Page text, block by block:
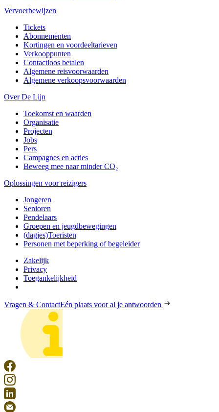
Vervoerbewijzen
Tickets
Abonnementen
Kortingen en voordeeltarieven
Verkooppunten
Contactloos betalen
Algemene reisvoorwaarden
Algemene verkoopsvoorwaarden
Over De Lijn
Toekomst en waarden
Organisatie
Projecten
Jobs
Pers
Campagnes en acties
Beweeg mee naar minder CO₂
Oplossingen voor reizigers
Jongeren
Senioren
Pendelaars
Groepen en jeugdbewegingen
(dagjes)Toeristen
Personen met beperking of begeleider
Zakelijk
Privacy
Toegankelijkheid
Vragen & ContactEén plaats voor al je antwoorden